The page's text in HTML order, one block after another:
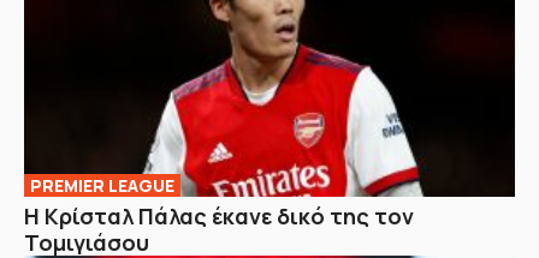
PREMIER LEAGUE
Η Κρίσταλ Πάλας έκανε δικό της τον
Τομιγιάσου